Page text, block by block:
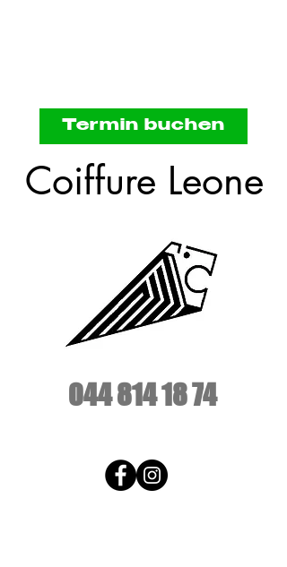
Termin buchen
Coiffure Leone
044 814 18 74